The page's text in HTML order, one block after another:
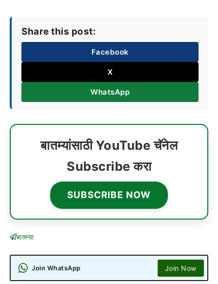
Share this post:
Facebook
X
WhatsApp
बातम्यांसाठी YouTube चॅनेल
Subscribe करा
SUBSCRIBE NOW
बातम्या
Join WhatsApp Join Now